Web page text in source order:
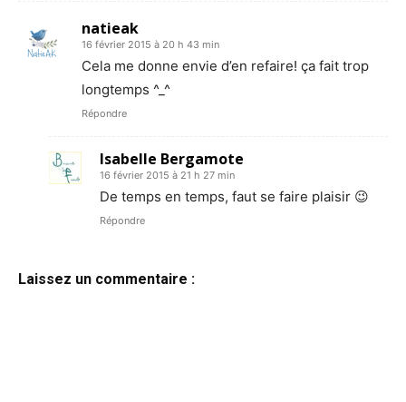
natieak
16 février 2015 à 20 h 43 min
Cela me donne envie d’en refaire! ça fait trop
longtemps ^_^
Répondre
Isabelle Bergamote
16 février 2015 à 21 h 27 min
De temps en temps, faut se faire plaisir 😉
Répondre
Laissez un commentaire :